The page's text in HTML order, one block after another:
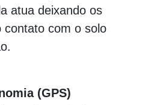
atua deixando os
contato com o solo
(GPS)